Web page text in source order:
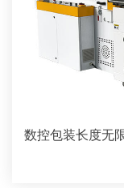
数控包装长度无